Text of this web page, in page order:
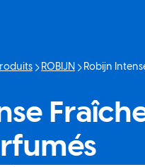
ROBIJN
Page actuelle:
Robijn